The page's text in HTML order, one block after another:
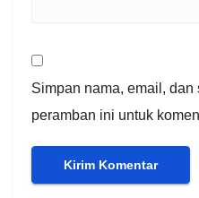
Simpan nama, email, dan
peramban ini untuk